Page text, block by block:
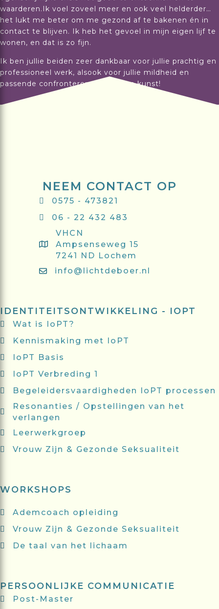
waarderen.Ik voel zoveel meer en ook veel helderder…
het lukt me beter om me gezond af te bakenen én in
contact te blijven. Ik heb het gevoel in mijn eigen lijf te
wonen, en dat is zo fijn.
Ik ben jullie beiden zeer dankbaar voor jullie prachtig en
professioneel werk, alsook voor jullie mildheid en
passende confronterende stijl. Een kunst!
NEEM CONTACT OP
0575 - 473821
06 - 22 432 483
VHCN
Ampsenseweg 15
7241 ND Lochem
info@lichtdeboer.nl
IDENTITEITSONTWIKKELING - IOPT
Wat is IoPT?
Kennismaking met IoPT
IoPT Basis
IoPT Verbreding 1
Begeleidersvaardigheden IoPT processen
Resonanties / Opstellingen van het
verlangen
Leerwerkgroep
Vrouw Zijn & Gezonde Seksualiteit
WORKSHOPS
Ademcoach opleiding
Vrouw Zijn & Gezonde Seksualiteit
De taal van het lichaam
PERSOONLIJKE COMMUNICATIE
Post-Master